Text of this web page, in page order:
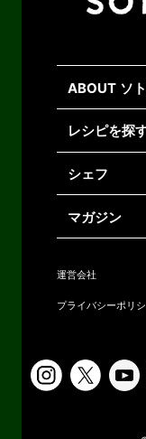
ABOUT ソ
レシピを探
シェフ
マガジン
運営会社
プライバシーポリ